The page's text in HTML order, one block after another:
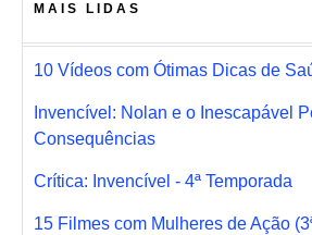
MAIS LIDAS
10 Vídeos com Ótimas Dicas de
Invencível: Nolan e o Inescapável
Consequências
Crítica: Invencível - 4ª Temporada
15 Filmes com Mulheres de Ação